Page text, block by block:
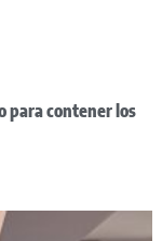
para contener los